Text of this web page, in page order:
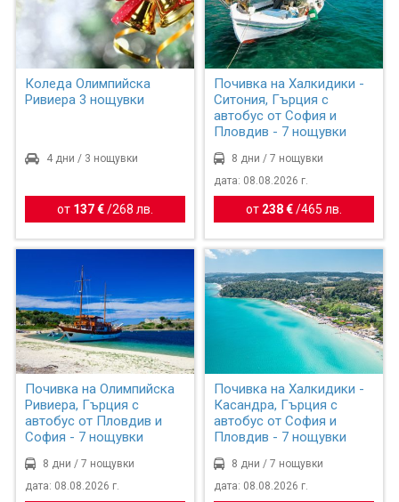
Коледа Олимпийска
Ривиера 3 нощувки
4 дни / 3 нощувки
от 137 € /268 лв.
Почивка на Халкидики -
Ситония, Гърция с
автобус от София и
Пловдив - 7 нощувки
8 дни / 7 нощувки
дата: 08.08.2026 г.
от 238 €/465 лв.
Почивка на Олимпийска
Ривиера, Гърция с
автобус от Пловдив и
София - 7 нощувки
8 дни / 7 нощувки
дата: 08.08.2026 г.
Почивка на Халкидики -
Касандра, Гърция с
автобус от София и
Пловдив - 7 нощувки
8 дни / 7 нощувки
дата: 08.08.2026 г.